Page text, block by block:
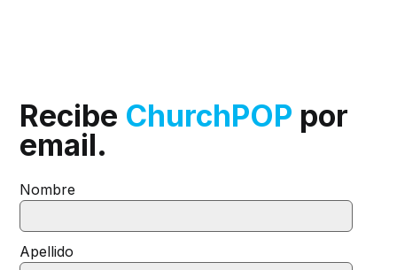
Recibe ChurchPOP por
email.
Nombre
Apellido